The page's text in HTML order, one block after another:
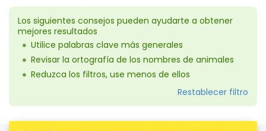
Los siguientes consejos pueden ayudarte a obtener
mejores resultados
Utilice palabras clave más generales
Revisar la ortografía de los nombres de animales
Reduzca los filtros, use menos de ellos
Restablecer filtro